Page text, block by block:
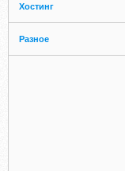
Хостинг
Разное